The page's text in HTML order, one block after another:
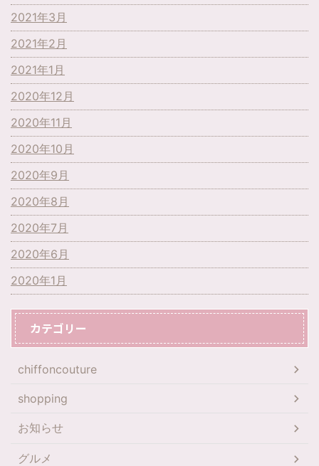
2021年3月
2021年2月
2021年1月
2020年12月
2020年11月
2020年10月
2020年9月
2020年8月
2020年7月
2020年6月
2020年1月
カテゴリー
chiffoncouture
shopping
お知らせ
グルメ